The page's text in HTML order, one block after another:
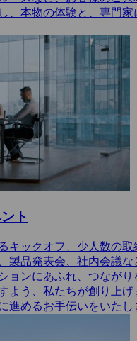
、本物の体験と、専門
ト
キックオフ、少人数の取
製品発表会、社内会議
ョンにあふれ、つなが
よう、私たちが創り上げ
進めるお手伝いをいたし